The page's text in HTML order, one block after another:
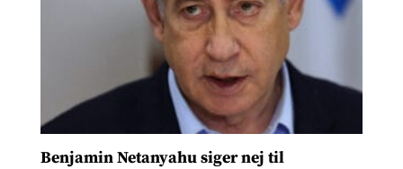
Benjamin Netanyahu siger nej til